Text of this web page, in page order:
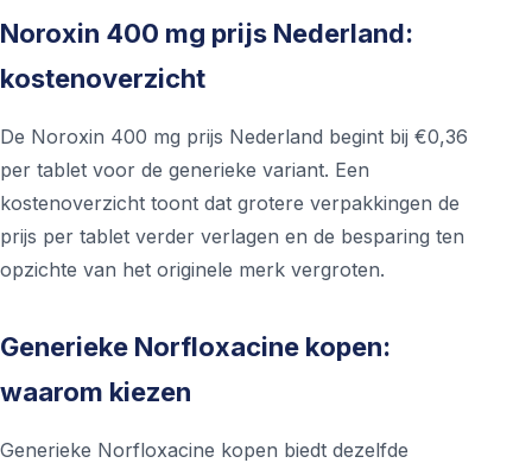
Noroxin 400 mg prijs Nederland:
kostenoverzicht
De Noroxin 400 mg prijs Nederland begint bij €0,36
per tablet voor de generieke variant. Een
kostenoverzicht toont dat grotere verpakkingen de
prijs per tablet verder verlagen en de besparing ten
opzichte van het originele merk vergroten.
Generieke Norfloxacine kopen:
waarom kiezen
Generieke Norfloxacine kopen biedt dezelfde